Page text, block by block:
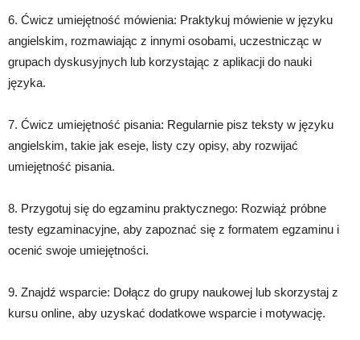
6. Ćwicz umiejętność mówienia: Praktykuj mówienie w języku
angielskim, rozmawiając z innymi osobami, uczestnicząc w
grupach dyskusyjnych lub korzystając z aplikacji do nauki
języka.
7. Ćwicz umiejętność pisania: Regularnie pisz teksty w języku
angielskim, takie jak eseje, listy czy opisy, aby rozwijać
umiejętność pisania.
8. Przygotuj się do egzaminu praktycznego: Rozwiąż próbne
testy egzaminacyjne, aby zapoznać się z formatem egzaminu i
ocenić swoje umiejętności.
9. Znajdź wsparcie: Dołącz do grupy naukowej lub skorzystaj z
kursu online, aby uzyskać dodatkowe wsparcie i motywację.